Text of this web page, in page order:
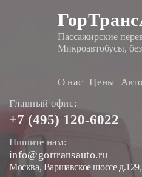
Пассажирские
Микроавтобусы,
О нас Цены
Главный офис:
+7 (495) 120-6022
Пишите нам:
info@gortransauto.ru
Москва, Варшавское шоссе д.129,